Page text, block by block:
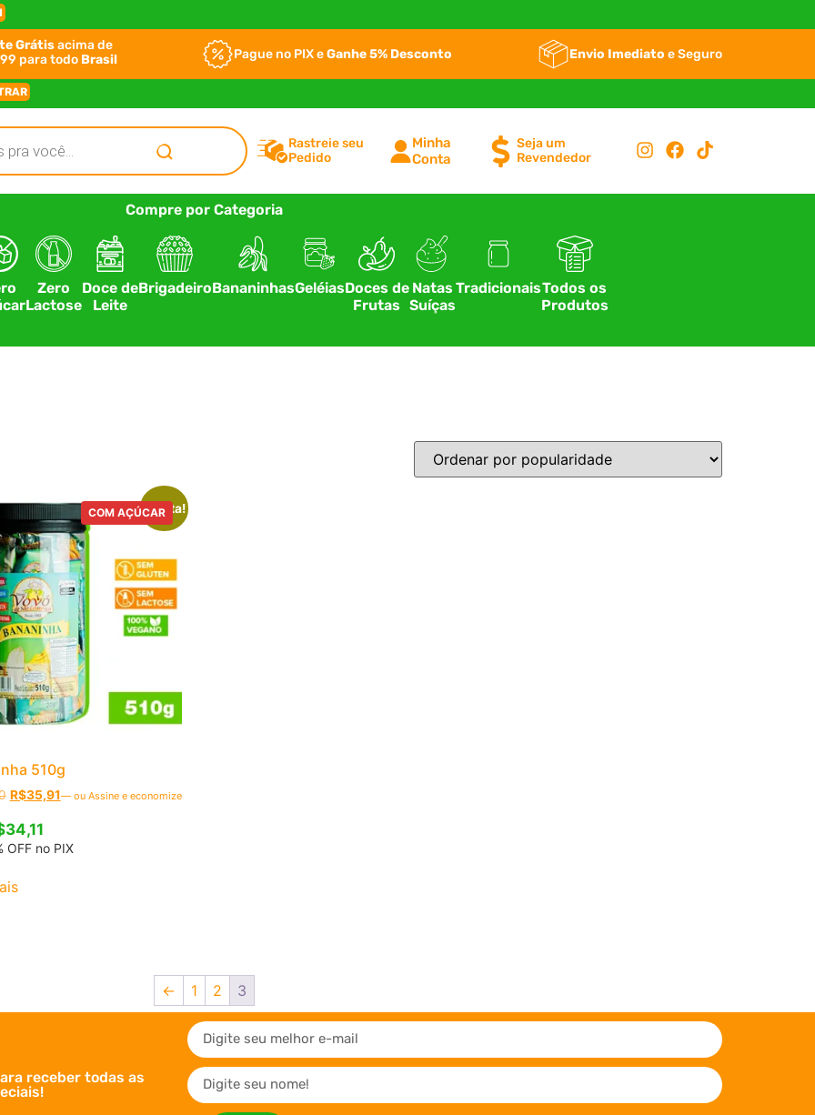
Grátisacima de
para todo Brasil Pague no PIX eGanhe 5% Desconto Envio Imediato e Seguro
Rastreie seu
Pedido
Minha
Conta
Seja um
Revendedor
Compre por Categoria
Zero
Lactose
Doce de
Leite
BrigadeiroBananinhasGeléiasDoces de
Frutas
Natas
Suíças
TradicionaisTodos os
Produtos
COM AÇÚCAROferta!
510g
R$35,91—ou Assine e economize
34,11
OFF no PIX
← 1 2 3
receber todas as